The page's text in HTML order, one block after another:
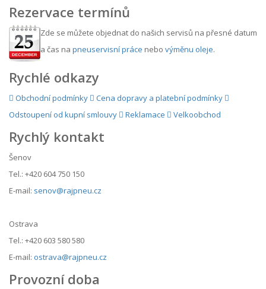
Rezervace termínů
Zde se můžete objednat do našich servisů na přesné datum
a čas na pneuservisní práce nebo výměnu oleje.
Rychlé odkazy
Obchodní podmínky
Cena dopravy a platební podmínky
Odstoupení od kupní smlouvy
Reklamace Velkoobchod
Rychlý kontakt
Šenov
Tel.: +420 604 750 150
E-mail: senov@rajpneu.cz
Ostrava
Tel.: +420 603 580 580
E-mail: ostrava@rajpneu.cz
Provozní doba